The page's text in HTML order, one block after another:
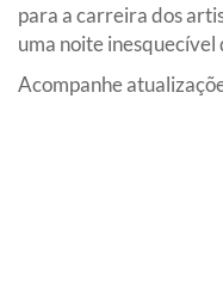
para a carreira dos
uma noite
Acompanhe